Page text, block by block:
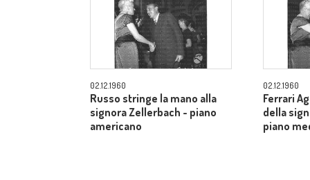
02.12.1960
Russo stringe la mano alla
signora Zellerbach - piano
americano
02.12.1960
Ferrari
della
piano